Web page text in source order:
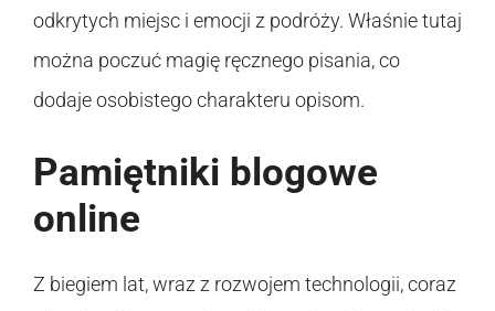
odkrytych miejsc i emocji z podróży. Właśnie tutaj
można poczuć magię ręcznego pisania, co
dodaje osobistego charakteru opisom.
Pamiętniki blogowe
online
Z biegiem lat, wraz z rozwojem technologii, coraz